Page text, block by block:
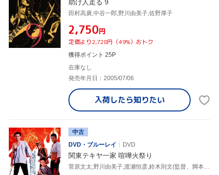
助け人走る 9
田村高廣,中谷一郎,野川由美子,佐野厚子
¥2,750円
定価より2,728円（49%）おトク
獲得ポイント 25P
在庫なし
発売年月日：2005/07/06
入荷したら知りたい
中古
DVD・ブルーレイ
DVD
関東テキヤ一家 喧嘩火祭り
菅原文太,野川由美子,渡瀬恒彦,鈴木則文(監督、脚本),菊池俊輔(音楽)